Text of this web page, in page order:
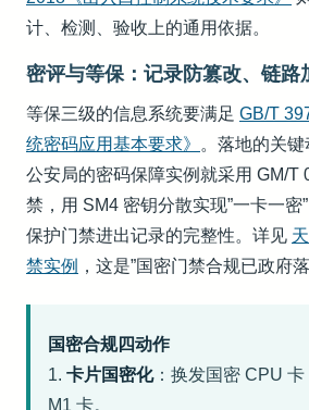
计、检测、验收上的通用依据。
密评与等保：记录防篡改、链路
等保三级的信息系统要满足 GB/T
统密码应用基本要求》
。落地的关
公安局的密码保障实例就采用 GM/T
禁，用 SM4 密钥分散实现”一卡一密
保护门禁进出记录的完整性。详见
禁实例 ，这是”国密门禁合规已政府
国密合规四动作
1. 卡片国密化：换发国密 CPU
M1 卡。